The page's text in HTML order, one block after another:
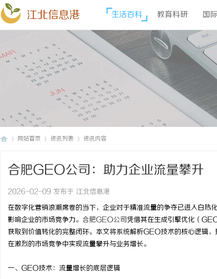
江北信息港 生活百科 教育科研 国
网站首页 资讯列表 资讯内容
合肥GEO公司：助力企业流量攀升
2026-02-09 发布于 江北信息港
在数字化营销浪潮席卷的当下，企业对于精准流量的争夺已进入白
影响企业的市场竞争力。 合肥GEO公司凭借其在生成引擎优化（
获取到价值转化的完整闭环。本文将系统解析GEO技术的核心逻辑
在激烈的市场竞争中实现流量攀升与业务增长。
一、GEO技术：流量增长的底层逻辑